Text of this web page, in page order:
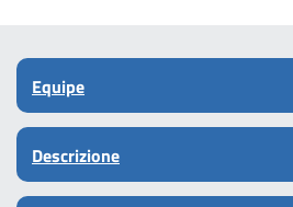
Equipe
Descrizione